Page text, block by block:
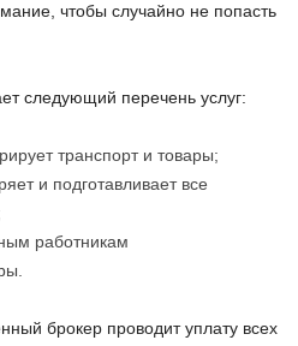
чтобы случайно не попасть
следующий перечень услуг:
транспорт и товары;
и подготавливает все
работникам
брокер проводит уплату всех